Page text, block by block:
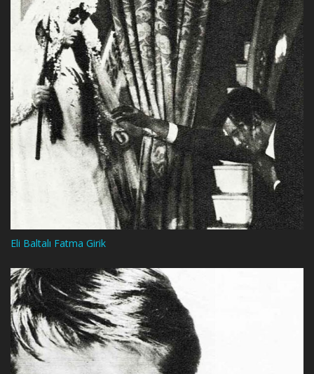
Eli Baltalı Fatma Girik